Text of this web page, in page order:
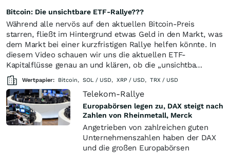
Bitcoin: Die unsichtbare ETF-Rallye???
Während alle nervös auf den aktuellen Bitcoin-Preis
starren, fließt im Hintergrund etwas Geld in den Markt, was
dem Markt bei einer kurzfristigen Rallye helfen könnte. In
diesem Video schauen wir uns die aktuellen ETF-
Kapitalflüsse genau an und klären, ob die „unsichtba…
Wertpapier: Bitcoin, SOL / USD, XRP / USD, TRX / USD
Telekom-Rallye
Europabörsen legen zu, DAX steigt nach
Zahlen von Rheinmetall, Merck
Angetrieben von zahlreichen guten
Unternehmenszahlen haben der DAX
und die großen Europabörsen